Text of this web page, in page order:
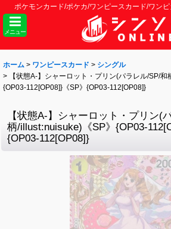
ポケモンカード/ポケカ/ワンピースカード/ワン
メニュー
ホーム > ワンピースカード > シングル
>
【状態A-】シャーロット・プリン(パラレル/SP/和
{OP03-112[OP08]}《SP》{OP03-112[OP08]}
【状態A-】シャーロット・プリン(
柄/illust:nuisuke)《SP》{OP03-
{OP03-112[OP08]}